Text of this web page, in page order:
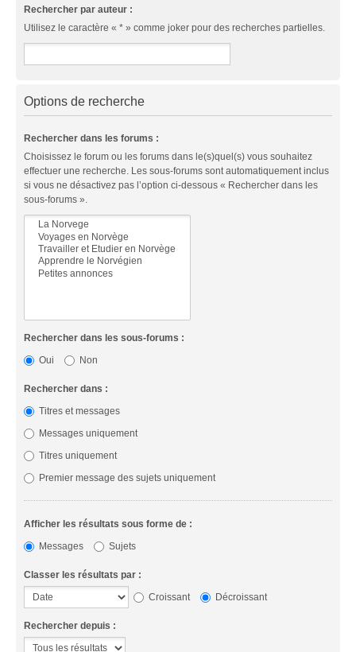
Rechercher par auteur :
Utilisez le caractère « * » comme joker pour des recherches partielles.
Options de recherche
Rechercher dans les forums :
Choisissez le forum ou les forums dans le(s)quel(s) vous souhaitez
effectuer une recherche. Les sous-forums sont automatiquement inclus
si vous ne désactivez pas l’option ci-dessous « Rechercher dans les
sous-forums ».
Rechercher dans les sous-forums :
Oui
Non
Rechercher dans :
Titres et messages
Messages uniquement
Titres uniquement
Premier message des sujets uniquement
Afficher les résultats sous forme de :
Messages
Sujets
Classer les résultats par :
Croissant
Décroissant
Rechercher depuis :